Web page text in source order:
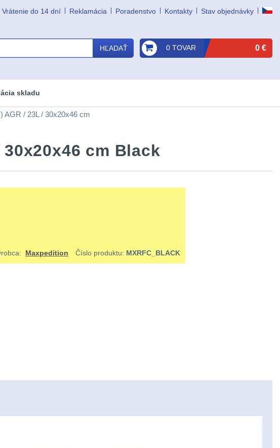
Vrátenie do 14 dní Reklamácia Poradenstvo Kontakty Stav objednávky
HĽADAŤ 0 TOVAR 0 €
skladu
AGR / 23L / 30x20x46 cm
cm Black
Maxpedition Číslo produktu: MXRFC_BLACK